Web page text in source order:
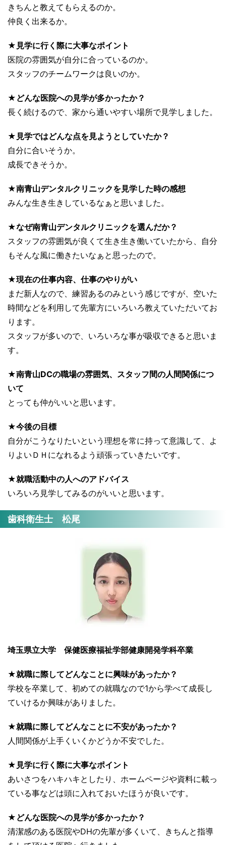
きちんと教えてもらえるのか。
仲良く出来るか。
★見学に行く際に大事なポイント
医院の雰囲気が自分に合っているのか。
スタッフのチームワークは良いのか。
★どんな医院への見学が多かったか？
長く続けるので、家から通いやすい場所で見学しました。
★見学ではどんな点を見ようとしていたか？
自分に合いそうか。
成長できそうか。
★南青山デンタルクリニックを見学した時の感想
みんな生き生きしているなぁと思いました。
★なぜ南青山デンタルクリニックを選んだか？
スタッフの雰囲気が良くて生き生き働いていたから、自分
もそんな風に働きたいなぁと思ったので。
★現在の仕事内容、仕事のやりがい
まだ新人なので、練習あるのみという感じですが、空いた
時間などを利用して先輩方にいろいろ教えていただいてお
ります。
スタッフが多いので、いろいろな事が吸収できると思いま
す。
★南青山DCの職場の雰囲気、スタッフ間の人間関係につ
いて
とっても仲がいいと思います。
★今後の目標
自分がこうなりたいという理想を常に持って意識して、よ
りよいＤＨになれるよう頑張っていきたいです。
★就職活動中の人へのアドバイス
いろいろ見学してみるのがいいと思います。
歯科衛生士 松尾
埼玉県立大学 保健医療福祉学部健康開発学科卒業
★就職に際してどんなことに興味があったか？
学校を卒業して、初めての就職なので1から学べて成長し
ていけるか興味がありました。
★就職に際してどんなことに不安があったか？
人間関係が上手くいくかどうか不安でした。
★見学に行く際に大事なポイント
あいさつをハキハキとしたり、ホームページや資料に載っ
ている事などは頭に入れておいたほうが良いです。
★どんな医院への見学が多かったか？
清潔感のある医院やDHの先輩が多くいて、きちんと指導